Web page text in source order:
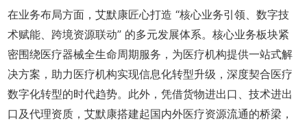
在业务布局方面，艾默康匠心打造 “核心业务引领、数字技
术赋能、跨境资源联动” 的多元发展体系。核心业务板块紧
密围绕医疗器械全生命周期服务，为医疗机构提供一站式解
决方案，助力医疗机构实现信息化转型升级，深度契合医疗
数字化转型的时代趋势。此外，凭借货物进出口、技术进出
口及代理资质，艾默康搭建起国内外医疗资源流通的桥梁，